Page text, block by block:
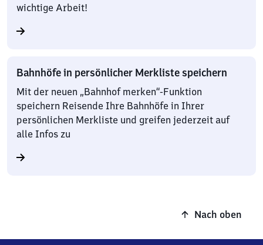
wichtige Arbeit!
Bahnhöfe in persönlicher Merkliste speichern
Mit der neuen „Bahnhof merken“-Funktion
speichern Reisende Ihre Bahnhöfe in Ihrer
persönlichen Merkliste und greifen jederzeit auf
alle Infos zu
Nach oben